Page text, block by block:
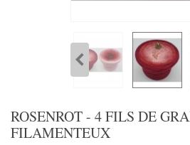
ROSENROT - 4 FILS DE
FILAMENTEUX